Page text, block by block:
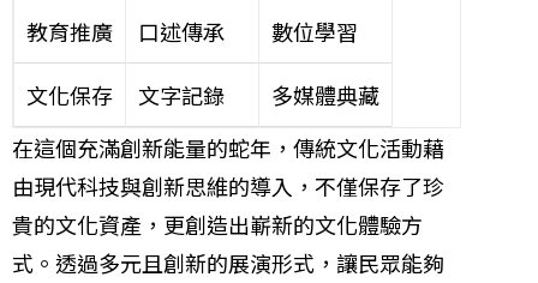
教育推廣 口述傳承 數位學習
文化保存 文字記錄
多媒體典藏
在這個充滿創新能量的蛇年，傳統文化活動藉
由現代科技與創新思維的導入，不僅保存了珍
貴的文化資產，更創造出嶄新的文化體驗方
式。透過多元且創新的展演形式，讓民眾能夠